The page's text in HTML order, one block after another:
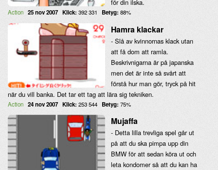
för din ilska.
Action 25 nov 2007 Klick: 392 331 Betyg: 88%
Hamra klackar
- Slå av kvinnornas klack utan
att få dom att ramla.
Beskrivnigarna är på japanska
men det är inte så svårt att
förstå hur man gör, tryck på hit
när du vill banka. Det tar ett tag att lära sig tekniken.
Action 24 nov 2007 Klick: 253 544 Betyg: 75%
Mujaffa
- Detta lilla trevliga spel går ut
på att du ska pimpa upp din
BMW för att sedan köra ut och
leta kondomer så att du kan ha